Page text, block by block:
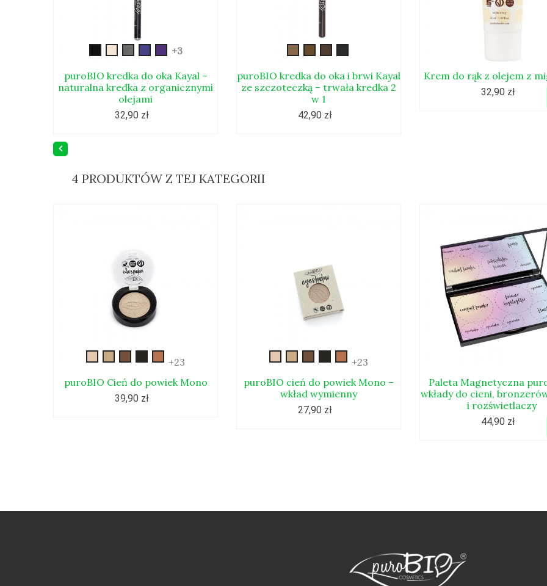
kayal04
kayal05
+3
puroBIO kredka do oka Kayal –
naturalna kredka z organicznymi
olejami
32,90 zł
puroBIO kredka do oka i brwi Kayal
ze szczoteczką – trwała kredka 2
w 1
42,90 zł
Krem do rąk z olejem z
32,90 zł
4 PRODUKTÓW Z TEJ KATEGORII
sand
+23
puroBIO Cień do powiek Mono
39,90 zł
sand
+23
puroBIO cień do powiek Mono –
wkład wymienny
27,90 zł
Paleta Magnetyczna
wkłady do cieni,
i rozświetlaczy
44,90 zł